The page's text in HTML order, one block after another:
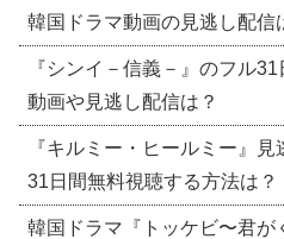
韓国ドラマ動画の見逃し配信
『シンイ－信義－』のフル
動画や見逃し配信は？
『キルミー・ヒールミー』
31日間無料視聴する方法は？
韓国ドラマ『トッケビ〜君が